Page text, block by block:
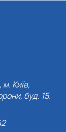
м. Київ,
буд. 15.